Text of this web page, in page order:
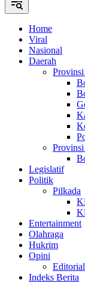
Home
Viral
Nasional
Daerah
Legislatif
Politik
Pilkada
Entertainment
Olahraga
Hukrim
Opini
Editorial
Indeks Berita